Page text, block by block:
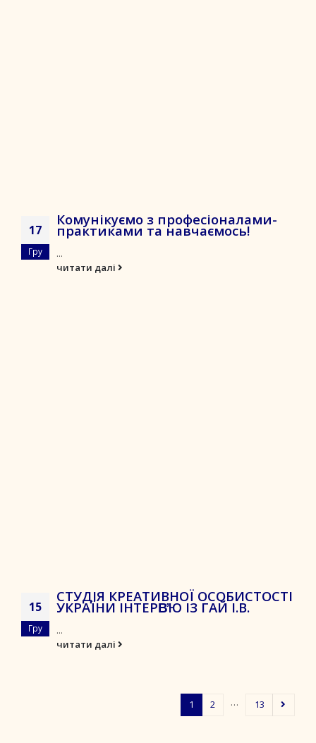
17
Гру
Комунікуємо з професіоналами-
практиками та навчаємось!
...
читати далі
15
Гру
СТУДІЯ КРЕАТИВНОЇ ОСОБИСТОСТІ
УКРАЇНИ ІНТЕРВ̓Ю ІЗ ГАЙ І.В.
...
читати далі
1 2 … 13